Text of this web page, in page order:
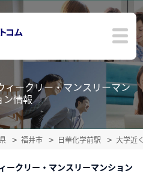
ークリー・マンスリーマン
ン情報
福井市 日華化学前駅 大学近
ークリー・マンスリーマンション